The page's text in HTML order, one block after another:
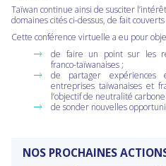
Taïwan continue ainsi de susciter
domaines cités ci-dessus, de fait
Cette conférence virtuelle a eu pour
de faire un point sur les
franco-taïwanaises ;
de partager expériences
entreprises taïwanaises et
l’objectif de neutralité
de sonder nouvelles
NOS PROCHAINES